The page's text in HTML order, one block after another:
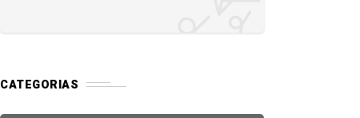
CATEGORIAS